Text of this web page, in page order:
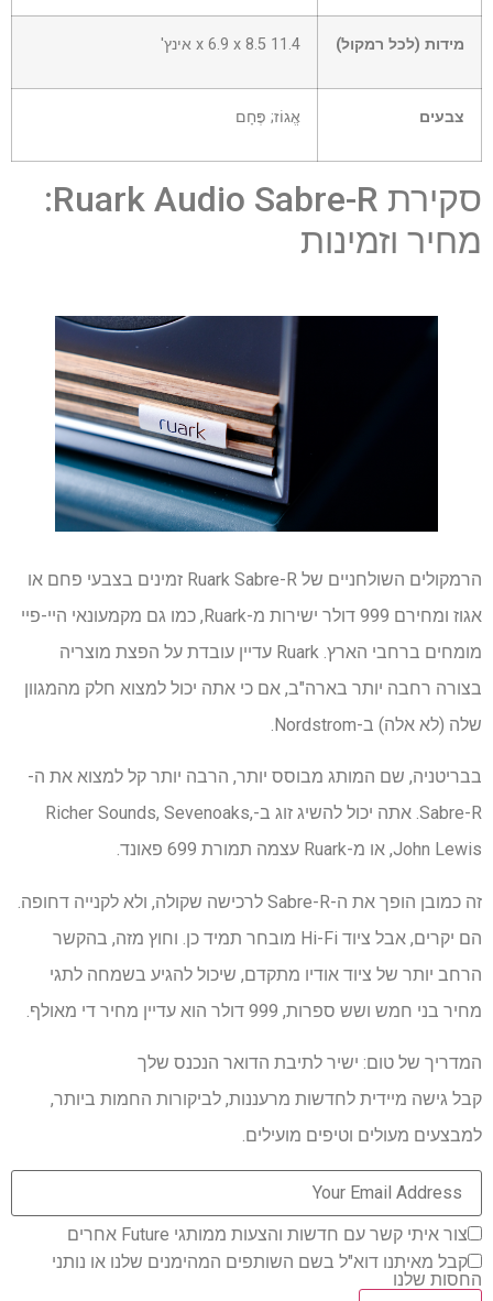
מידות (לכל רמקול) 11.4 x 6.9 x 8.5 אינץ'
צבעים אֱגוֹז; פֶּחָם
סקירת Ruark Audio Sabre-R:
מחיר וזמינות
הרמקולים השולחניים של Ruark Sabre-R זמינים בצבעי פחם או
אגוז ומחירם 999 דולר ישירות מ-Ruark, כמו גם מקמעונאי היי-פיי
מומחים ברחבי הארץ. Ruark עדיין עובדת על הפצת מוצריה
בצורה רחבה יותר בארה"ב, אם כי אתה יכול למצוא חלק מהמגוון
שלה (לא אלה) ב-Nordstrom.
בבריטניה, שם המותג מבוסס יותר, הרבה יותר קל למצוא את ה-
Sabre-R. אתה יכול להשיג זוג ב-Richer Sounds, Sevenoaks,
John Lewis, או מ-Ruark עצמה תמורת 699 פאונד.
זה כמובן הופך את ה-Sabre-R לרכישה שקולה, ולא לקנייה דחופה.
הם יקרים, אבל ציוד Hi-Fi מובחר תמיד כן. וחוץ מזה, בהקשר
הרחב יותר של ציוד אודיו מתקדם, שיכול להגיע בשמחה לתגי
מחיר בני חמש ושש ספרות, 999 דולר הוא עדיין מחיר די מאולף.
המדריך של טום: ישיר לתיבת הדואר הנכנס שלך
קבל גישה מיידית לחדשות מרעננות, לביקורות החמות ביותר,
למבצעים מעולים וטיפים מועילים.
צור איתי קשר עם חדשות והצעות ממותגי Future אחרים
קבל מאיתנו דוא"ל בשם השותפים המהימנים שלנו או נותני
החסות שלנו